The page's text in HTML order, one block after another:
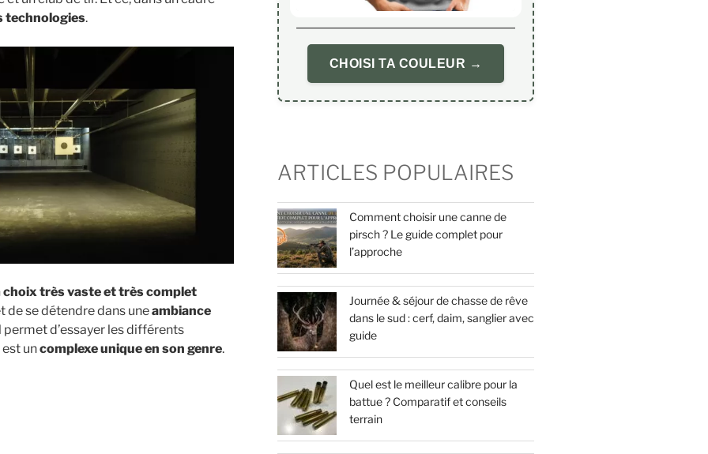
technologies.
choix très vaste et très complet
de se détendre dans uneambiance
permet d’essayer les différents
uncomplexe unique en son genre.
CHOISI TA COULEUR →
ARTICLES POPULAIRES
Comment choisir une canne de
pirsch ? Le guide complet pour
l’approche
Journée & séjour de chasse de rêve
dans le sud : cerf, daim, sanglier avec
guide
Quel est le meilleur calibre pour la
battue ? Comparatif et conseils
terrain